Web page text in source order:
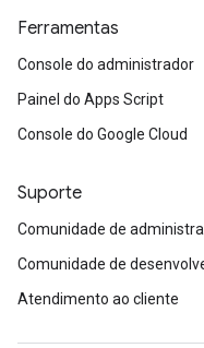
Ferramentas
Console do administrador
Painel do Apps Script
Console do Google Cloud
Suporte
Comunidade de
Comunidade de
Atendimento ao cliente